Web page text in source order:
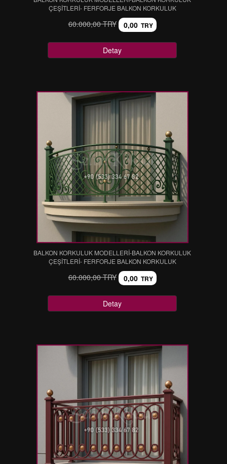
ÇEŞİTLERİ- FERFORJE BALKON KORKULUK
60.000,00 TRY 0,00 TRY
Detay
BALKON KORKULUK MODELLERİ-BALKON KORKULUK
ÇEŞİTLERİ- FERFORJE BALKON KORKULUK
60.000,00 TRY 0,00 TRY
Detay